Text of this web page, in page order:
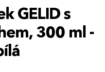
GELID s
300 ml -